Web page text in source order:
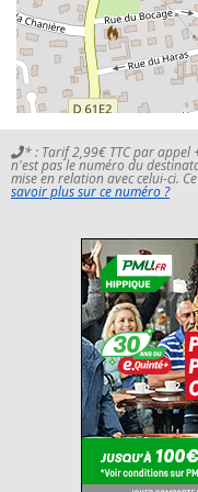
* : Tarif 2,99€ TTC par appel
n'est pas le numéro du
mise en relation avec celui-ci.
savoir plus sur ce numéro ?